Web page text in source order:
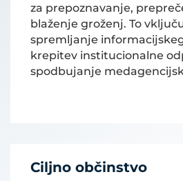
za prepoznavanje,
blaženje groženj. To
spremljanje
krepitev institucionalne
spodbujanje
Ciljno občinstvo